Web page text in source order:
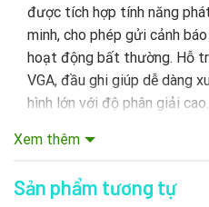
được tích hợp tính năng
minh, cho phép gửi cảnh
hoạt động bất thường. Hỗ
VGA, đầu ghi giúp dễ dàng
hình lớn với độ phân giải
bảo vệ tài sản.
1. Địa điểm sản xuất và
Xem thêm
Sản phẩm tương tự